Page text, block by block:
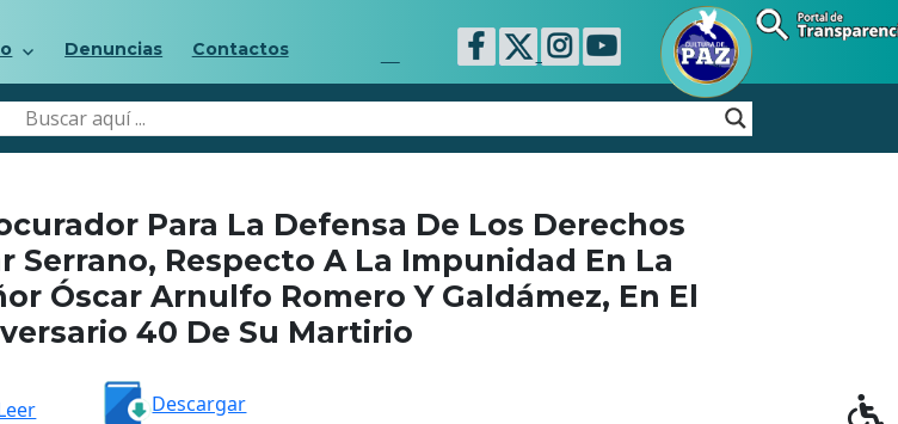
Denuncias Contactos
Para La Defensa De Los Derechos
Serrano, Respecto A La Impunidad En La
Óscar Arnulfo Romero Y Galdámez, En El
40 De Su Martirio
Descargar